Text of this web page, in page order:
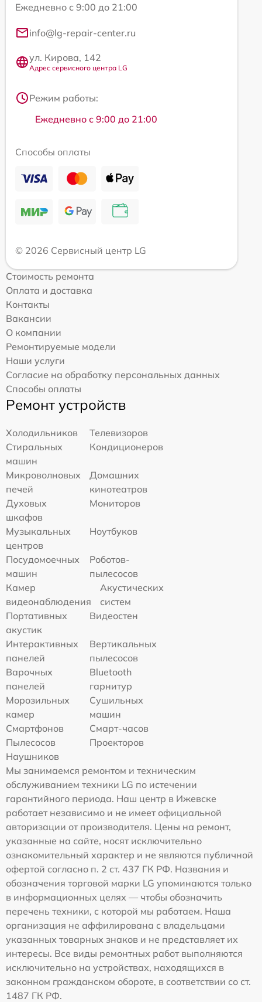
Ежедневно с 9:00 до 21:00
info@lg-repair-center.ru
ул. Кирова, 142
Адрес сервисного центра LG
Режим работы:
Ежедневно с 9:00 до 21:00
Способы оплаты
© 2026 Сервисный центр LG
Стоимость ремонта
Оплата и доставка
Контакты
Вакансии
О компании
Ремонтируемые модели
Наши услуги
Согласие на обработку персональных данных
Способы оплаты
Ремонт устройств
Холодильников
Телевизоров
Стиральных
машин
Кондиционеров
Микроволновых
печей
Домашних
кинотеатров
Духовых
шкафов
Мониторов
Музыкальных
центров
Ноутбуков
Посудомоечных
машин
Роботов-
пылесосов
Камер
видеонаблюдения
Акустических
систем
Портативных
акустик
Видеостен
Интерактивных
панелей
Вертикальных
пылесосов
Варочных
панелей
Bluetooth
гарнитур
Морозильных
камер
Сушильных
машин
Смартфонов
Смарт-часов
Пылесосов
Проекторов
Наушников
Мы занимаемся ремонтом и техническим
обслуживанием техники LG по истечении
гарантийного периода. Наш центр в Ижевске
работает независимо и не имеет официальной
авторизации от производителя. Цены на ремонт,
указанные на сайте, носят исключительно
ознакомительный характер и не являются публичной
офертой согласно п. 2 ст. 437 ГК РФ. Названия и
обозначения торговой марки LG упоминаются только
в информационных целях — чтобы обозначить
перечень техники, с которой мы работаем. Наша
организация не аффилирована с владельцами
указанных товарных знаков и не представляет их
интересы. Все виды ремонтных работ выполняются
исключительно на устройствах, находящихся в
законном гражданском обороте, в соответствии со ст.
1487 ГК РФ.